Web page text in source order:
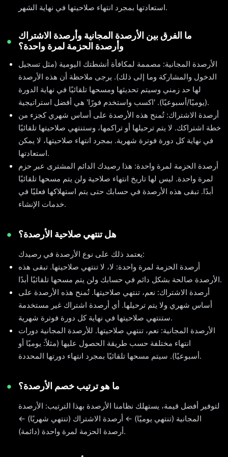
استعادتها بمجرد انتهاء صلاحيتها في نهاية الشهر.
ما الفرق بين الأرصدة المجانية وأرصدة الاشتراك
وأرصدة الحزمة لمرة واحدة؟
الأرصدة المجانية: مصممة لمكافأة أنشطتك اليومية (مثل تسجيل
الدخول والمشاركة وما إلى ذلك). يرجى ملاحظة أن هذه الأرصدة
لها حد زمني وسيتم تحديثها ومسحها تلقائيًا في نهاية الدورة
(يوميًا/أسبوعيًا). 'اكسب واستخدم فورًا' هي أفضل استراتيجية.
أرصدة الاشتراك: تُمنح هذه الأرصدة على أساس شهري كجزء من
خطة اشتراكك. لا يتم ترحيلها أو تراكمها، وستنتهي صلاحيتها تلقائيًا
في نهاية كل دورة فوترة شهرية. بمجرد انتهاء صلاحيتها، لا يمكن
استعادتها.
أرصدة الحزمة لمرة واحدة: هذا رصيدك الدائم المشترى عبر حزم
لمرة واحدة. ليس لها تاريخ انتهاء صلاحية ولن يتم مسحها تلقائيًا
أبدًا. تبقى هذه الأرصدة في حسابك حتى يتم استهلاكها فعليًا في
خدمات الإنشاء.
هل تنتهي صلاحية الأرصدة؟
يعتمد ذلك على نوع الأرصدة في رصيدك:
أرصدة الحزمة لمرة واحدة: لا، لا تنتهي صلاحيتها. تبقى هذه
الأرصدة صالحة بشكل دائم في حسابك ولن يتم مسحها تلقائيًا أبدًا.
أرصدة الاشتراك: نعم، تنتهي صلاحيتها. تُمنح هذه الأرصدة على
أساس شهري ولا يتم ترحيلها. أي أرصدة اشتراك غير مستخدمة
ستنتهي صلاحيتها في نهاية كل دورة فوترة شهرية.
الأرصدة المجانية: نعم، تنتهي صلاحيتها. للأرصدة المجانية دورات
انتهاء مختلفة حسب طريقة الحصول عليها (مثلاً: يوميًا أو
أسبوعيًا). سيتم مسحها تلقائيًا بمجرد انتهاء دورتها المحددة.
ما هو ترتيب خصم الأرصدة؟
لتوفير أفضل قيمة، يستهلك نظامنا الأرصدة بهذا الترتيب: الأرصدة
المجانية (تنتهي يوميًا) ← أرصدة الاشتراك (تنتهي شهريًا) ←
أرصدة الحزمة لمرة واحدة (دائمة).